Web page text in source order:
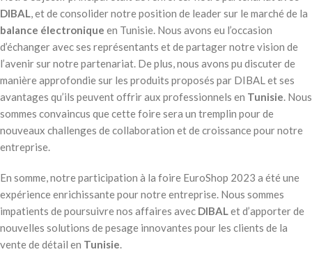
DIBAL, et de consolider notre position de leader sur le marché de la
balance électronique en Tunisie. Nous avons eu l’occasion
d’échanger avec ses représentants et de partager notre vision de
l’avenir sur notre partenariat. De plus, nous avons pu discuter de
manière approfondie sur les produits proposés par DIBAL et ses
avantages qu’ils peuvent offrir aux professionnels en Tunisie. Nous
sommes convaincus que cette foire sera un tremplin pour de
nouveaux challenges de collaboration et de croissance pour notre
entreprise.
En somme, notre participation à la foire EuroShop 2023 a été une
expérience enrichissante pour notre entreprise. Nous sommes
impatients de poursuivre nos affaires avec DIBALet d’apporter de
nouvelles solutions de pesage innovantes pour les clients de la
vente de détail en Tunisie.